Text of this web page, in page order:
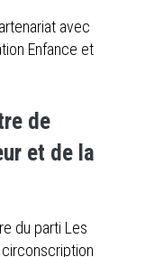
avec
Enfance et
de
et de la
du parti Les